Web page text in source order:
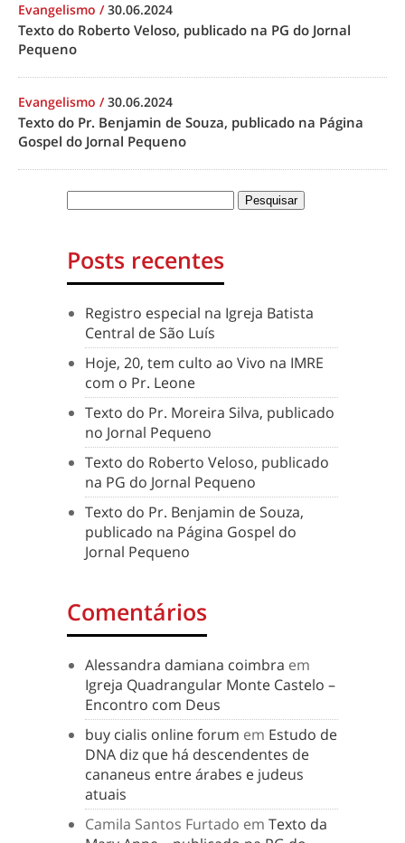
Evangelismo /30.06.2024
Texto do Roberto Veloso, publicado na PG do Jornal
Pequeno
Evangelismo /30.06.2024
Texto do Pr. Benjamin de Souza, publicado na Página
Gospel do Jornal Pequeno
Posts recentes
Registro especial na Igreja Batista
Central de São Luís
Hoje, 20, tem culto ao Vivo na IMRE
com o Pr. Leone
Texto do Pr. Moreira Silva, publicado
no Jornal Pequeno
Texto do Roberto Veloso, publicado
na PG do Jornal Pequeno
Texto do Pr. Benjamin de Souza,
publicado na Página Gospel do
Jornal Pequeno
Comentários
Alessandra damiana coimbra em
Igreja Quadrangular Monte Castelo –
Encontro com Deus
buy cialis online forum em Estudo de
DNA diz que há descendentes de
cananeus entre árabes e judeus
atuais
Camila Santos Furtado em Texto da